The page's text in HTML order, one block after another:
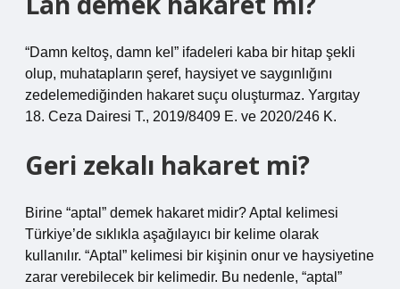
“Damn keltoş, damn kel” ifadeleri kaba bir hitap şekli
olup, muhatapların şeref, haysiyet ve saygınlığını
zedelemediğinden hakaret suçu oluşturmaz. Yargıtay
18. Ceza Dairesi T., 2019/8409 E. ve 2020/246 K.
Geri zekalı hakaret mi?
Birine “aptal” demek hakaret midir? Aptal kelimesi
Türkiye’de sıklıkla aşağılayıcı bir kelime olarak
kullanılır. “Aptal” kelimesi bir kişinin onur ve haysiyetine
zarar verebilecek bir kelimedir. Bu nedenle, “aptal”